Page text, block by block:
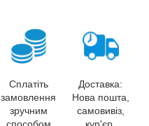
Сплатіть
замовлення
зручним
Доставка:
Нова пошта,
самовивіз,